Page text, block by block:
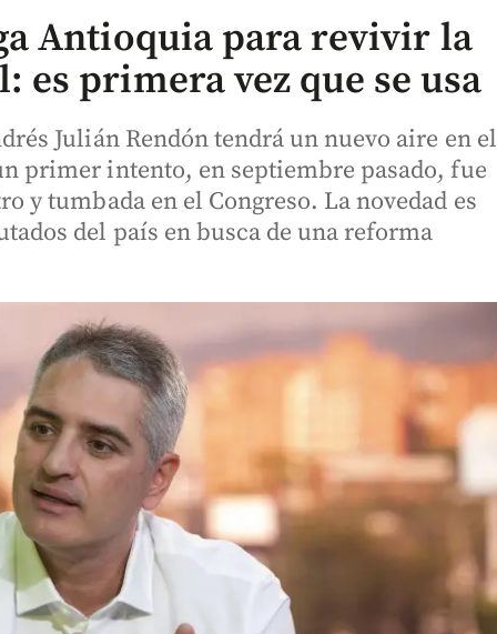
Antioquia para revivir la
es primera vez que se usa
Julián Rendón tendrá un nuevo aire en el
primer intento, en septiembre pasado, fue
y tumbada en el Congreso. La novedad es
del país en busca de una reforma